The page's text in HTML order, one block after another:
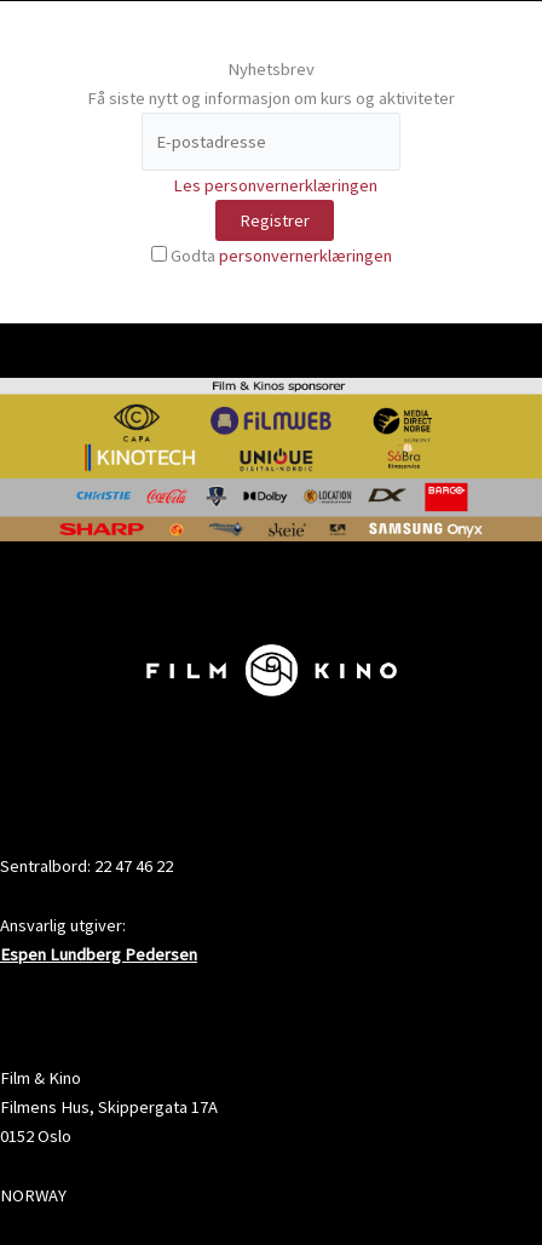
Nyhetsbrev
Få siste nytt og informasjon om kurs og aktiviteter
Les personvernerklæringen
Godta personvernerklæringen
Sentralbord: 22 47 46 22
Ansvarlig utgiver:
Espen Lundberg Pedersen
Film & Kino
Filmens Hus, Skippergata 17A
0152 Oslo
NORWAY